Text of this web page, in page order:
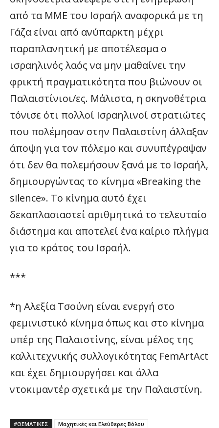
από τα ΜΜΕ του Ισραήλ αναφορικά με τη
Γάζα είναι από ανύπαρκτη μέχρι
παραπλανητική με αποτέλεσμα ο
ισραηλινός λαός να μην μαθαίνει την
φρικτή πραγματικότητα που βιώνουν οι
Παλαιστίνιοι/ες. Μάλιστα, η σκηνοθέτρια
τόνισε ότι πολλοί Ισραηλινοί στρατιώτες
που πολέμησαν στην Παλαιστίνη άλλαξαν
άποψη για τον πόλεμο και συνυπέγραψαν
ότι δεν θα πολεμήσουν ξανά με το Ισραήλ,
δημιουργώντας το κίνημα «Breaking the
silence». Το κίνημα αυτό έχει
δεκαπλασιαστεί αριθμητικά το τελευταίο
διάστημα και αποτελεί ένα καίριο πλήγμα
για το κράτος του Ισραήλ.
***
*η Αλεξία Τσούνη είναι ενεργή στο
φεμινιστικό κίνημα όπως και στο κίνημα
υπέρ της Παλαιστίνης, είναι μέλος της
καλλιτεχνικής συλλογικότητας FemArtAct
και έχει δημιουργήσει και άλλα
ντοκιμαντέρ σχετικά με την Παλαιστίνη.
#ΘΕΜΑΤΙΚΈΣ Μαχητικές και Ελεύθερες Βόλου